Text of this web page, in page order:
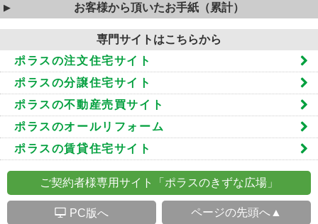
お客様から頂いたお手紙（累計）
専門サイトはこちらから
ポラスの注文住宅サイト
ポラスの分譲住宅サイト
ポラスの不動産売買サイト
ポラスのオールリフォーム
ポラスの賃貸住宅サイト
ご契約者様専用サイト「ポラスのきずな広場」
S PC版へ ページの先頭へ▲